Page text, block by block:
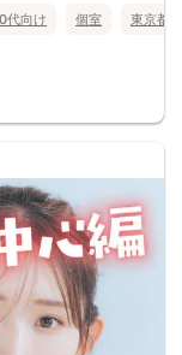
代向け 個室 東京都